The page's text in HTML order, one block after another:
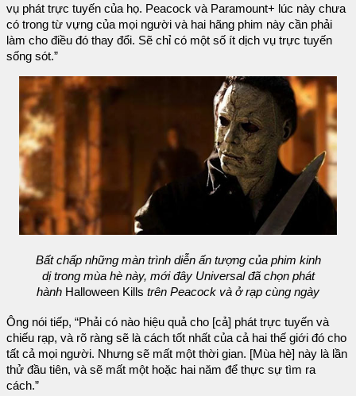
vụ phát trực tuyến của họ. Peacock và Paramount+ lúc này chưa
có trong từ vựng của mọi người và hai hãng phim này cần phải
làm cho điều đó thay đổi. Sẽ chỉ có một số ít dịch vụ trực tuyến
sống sót.”
Bất chấp những màn trình diễn ấn tượng của phim kinh
dị trong mùa hè này, mới đây Universal đã chọn phát
hành Halloween Kills trên Peacock và ở rạp cùng ngày
Ông nói tiếp, “Phải có nào hiệu quả cho [cả] phát trực tuyến và
chiếu rạp, và rõ ràng sẽ là cách tốt nhất của cả hai thế giới đó cho
tất cả mọi người. Nhưng sẽ mất một thời gian. [Mùa hè] này là lần
thử đầu tiên, và sẽ mất một hoặc hai năm để thực sự tìm ra
cách.”